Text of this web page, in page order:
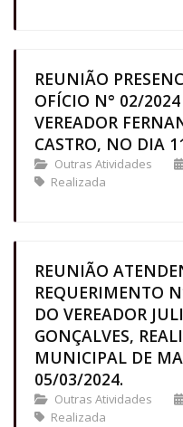
REUNIÃO
OFÍCIO N° 02/
VEREADOR
CASTRO, NO DIA
Outras Atividades
Realizada
REUNIÃO
REQUERIMENTO
DO VEREADOR
GONÇALVES,
MUNICIPAL DE
05/03/2024.
Outras Atividades
Realizada